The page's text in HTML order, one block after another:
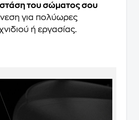
στάση του σώματος σου
για πολύωρες
ή εργασίας.